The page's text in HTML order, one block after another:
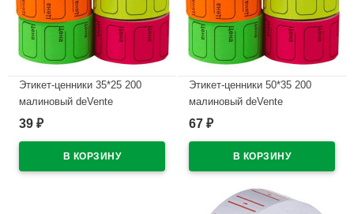
Этикет-ценники 35*25 200
малиновый deVente
В наличии
39 ₽
Этикет-ценники 50*35 200
малиновый deVente
В наличии
67 ₽